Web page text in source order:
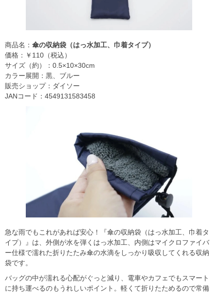
商品名： 傘の収納袋（はっ水加工、巾着タイプ）
価格：￥110（税込）
サイズ（約）：0.5×10×30cm
カラー展開：黒、ブルー
販売ショップ：ダイソー
JANコード：4549131583458
急な雨でもこれがあれば安心！『傘の収納袋（はっ水加工、巾着タ
イプ）』は、外側が水を弾くはっ水加工、内側はマイクロファイバ
ー仕様で濡れた折りたたみ傘の水滴をしっかり吸収してくれる収納
袋です。
バッグの中が濡れる心配がぐっと減り、電車やカフェでもスマート
に持ち運べるのもうれしいポイント。軽くて折りたためるので常備